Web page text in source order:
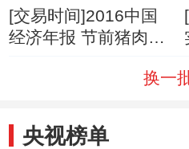
[交易时间]2016中国
经济年报 节前猪肉价
换一
央视榜单